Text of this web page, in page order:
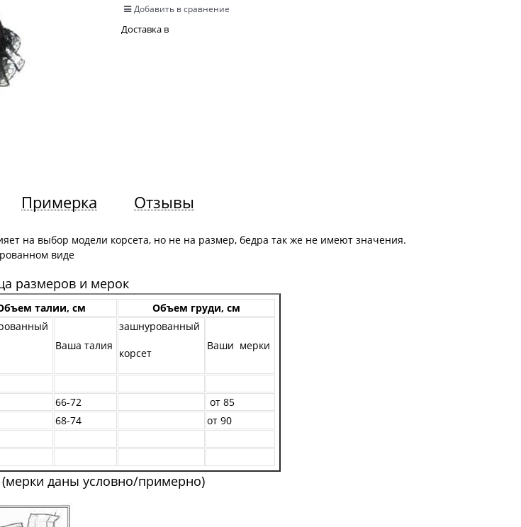
Добавить в сравнение
Доставка в
Примерка Отзывы
на выбор модели корсета, но не на размер, бедра так же не имеют значения.
виде
размеров и мерок
талии, см Объем груди, см
Ваша талия
зашнурованный
корсет
Ваши мерки
66-72
от 85
68-74
от 90
(мерки даны условно/примерно)